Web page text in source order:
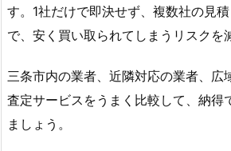
す。1社だけで即決せず、複数社の見
で、安く買い取られてしまうリスクを
三条市内の業者、近隣対応の業者、広
査定サービスをうまく比較して、納得
ましょう。